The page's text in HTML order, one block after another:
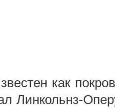
как
Линкольнз-